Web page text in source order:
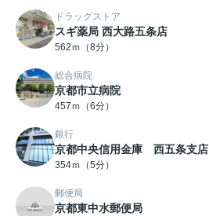
ドラッグストア
スギ薬局 西大路五条店
562ｍ（8分）
総合病院
京都市立病院
457ｍ（6分）
銀行
京都中央信用金庫 西五条支店
354ｍ（5分）
郵便局
京都東中水郵便局